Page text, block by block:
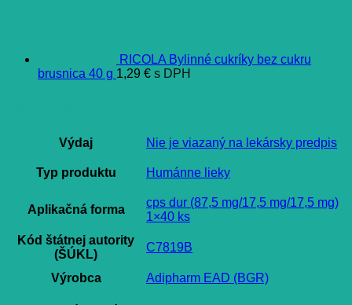
RICOLA Bylinné cukríky bez cukru
brusnica 40 g 1,29 € s DPH
Výdaj Nie je viazaný na lekársky predpis
Typ produktu Humánne lieky
Aplikačná forma
cps dur (87,5 mg/17,5 mg/17,5 mg)
1×40 ks
Kód štátnej autority
(ŠÚKL)
C7819B
Výrobca Adipharm EAD (BGR)